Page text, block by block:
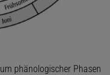
phänologischer Phasen